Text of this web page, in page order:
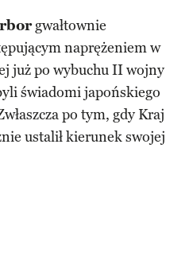
gwałtownie
naprężeniem w
już po wybuchu II wojny
świadomi japońskiego
po tym, gdy Kraj
ustalił kierunek swojej